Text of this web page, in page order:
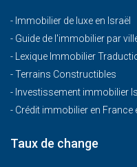
- Immobilier de luxe en Israël
- Guide de l'immobilier par
- Lexique Immobilier
-Terrains Constructibles
- Investissement immobilier
- Crédit immobilier en France
Taux de change